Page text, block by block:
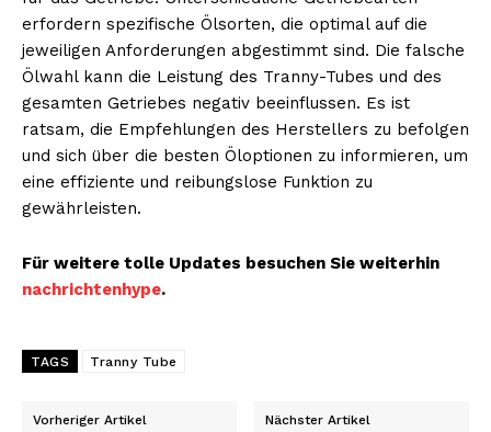
erfordern spezifische Ölsorten, die optimal auf die
jeweiligen Anforderungen abgestimmt sind. Die falsche
Ölwahl kann die Leistung des Tranny-Tubes und des
gesamten Getriebes negativ beeinflussen. Es ist
ratsam, die Empfehlungen des Herstellers zu befolgen
und sich über die besten Öloptionen zu informieren, um
eine effiziente und reibungslose Funktion zu
gewährleisten.
Für weitere tolle Updates besuchen Sie weiterhin
nachrichtenhype.
TAGS Tranny Tube
Vorheriger Artikel Nächster Artikel